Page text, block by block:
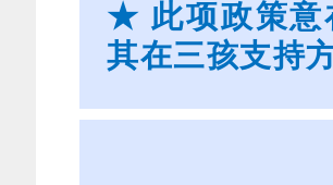
★ 此项政策
其在三孩支持